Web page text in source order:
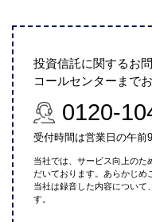
投資信託に関するお
コールセンターまで
0120-
受付時間は営業日の午前
当社では、サービス向上のた
だいております。あらかじめ
当社は録音した内容について
す。